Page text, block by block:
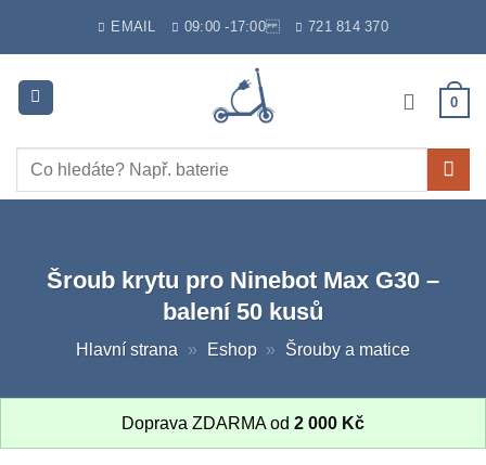
EMAIL 09:00 -17:00 721 814 370
0
Hledat:
Šroub krytu pro Ninebot Max G30 –
balení 50 kusů
Hlavní strana » Eshop » Šrouby a matice
Doprava ZDARMA od 2 000 Kč